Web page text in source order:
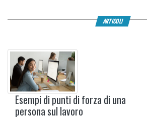
ARTICOLI
Esempi di punti di forza di una
persona sul lavoro